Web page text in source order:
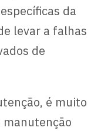
da
levar a falhas
de
é muito